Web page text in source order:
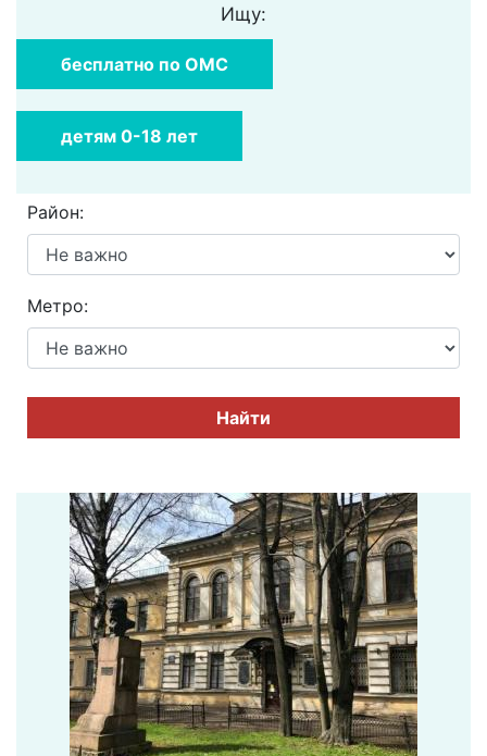
Ищу:
бесплатно по ОМС
детям 0-18 лет
Район:
Метро:
Найти